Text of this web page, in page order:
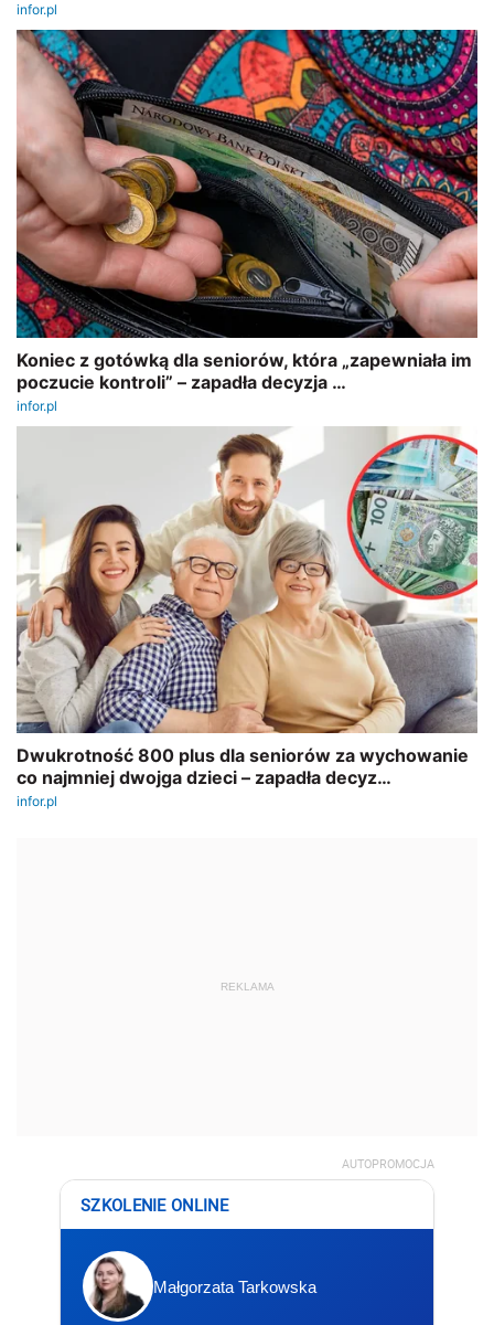
REKLAMA
AUTOPROMOCJA
SZKOLENIE ONLINE
Małgorzata Tarkowska